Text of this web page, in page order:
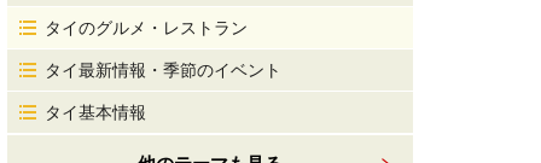
タイのグルメ・レストラン
タイ最新情報・季節のイベント
タイ基本情報